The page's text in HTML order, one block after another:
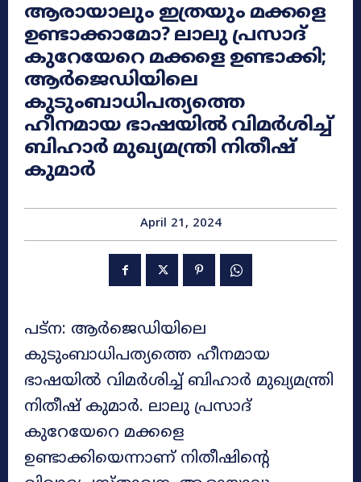
ആരായാലും ഇത്രയും മക്കളെ
ഉണ്ടാക്കാമോ? ലാലു പ്രസാദ്
കുറേയേറെ മക്കളെ ഉണ്ടാക്കി;
ആർജെഡിയിലെ
കുടുംബാധിപത്യത്തെ
ഹീനമായ ഭാഷയിൽ വിമർശിച്ച്
ബിഹാർ മുഖ്യമന്ത്രി നിതീഷ്
കുമാർ
April 21, 2024
പട്ന: ആർജെഡിയിലെ
കുടുംബാധിപത്യത്തെ ഹീനമായ
ഭാഷയിൽ വിമർശിച്ച് ബിഹാർ മുഖ്യമന്ത്രി
നിതീഷ് കുമാർ. ലാലു പ്രസാദ്
കുറേയേറെ മക്കളെ
ഉണ്ടാക്കിയെന്നാണ് നിതീഷിന്റെ